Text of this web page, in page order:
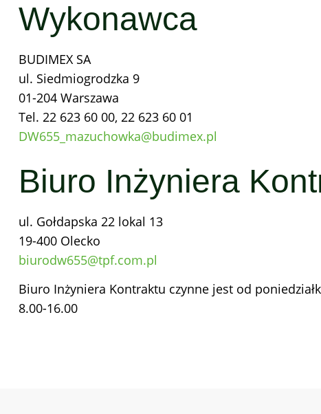
Wykonawca
BUDIMEX SA
ul. Siedmiogrodzka 9
01-204 Warszawa
Tel. 22 623 60 00, 22 623 60 01
DW655_mazuchowka@budimex.pl
Biuro Inżyniera
ul. Gołdapska 22 lokal 13
19-400 Olecko
biurodw655@tpf.com.pl
Biuro Inżyniera Kontraktu czynne jest od
8.00-16.00